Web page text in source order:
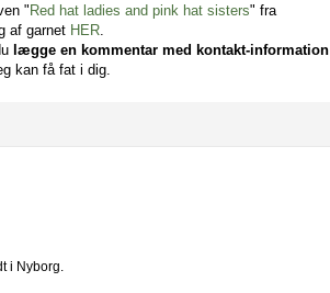
" Red hat ladies and pink hat sisters" fra
af garnet HER
lægge en kommentar med kontakt-information
kan få fat i dig.
i Nyborg.